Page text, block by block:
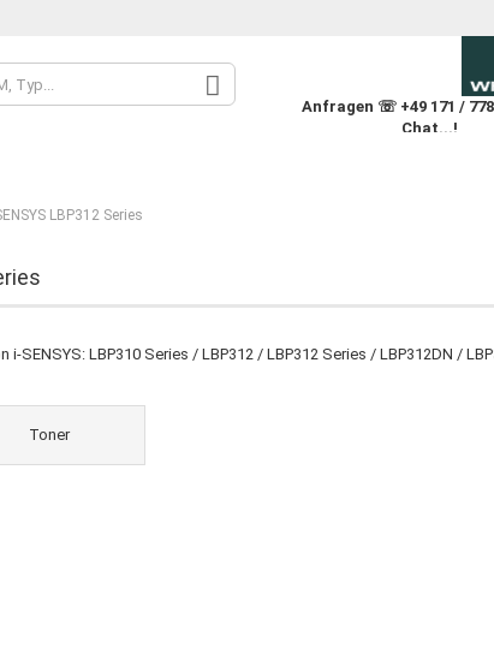
Konto erstellen
Anfragen ☏ +49 171 /
Chat...!
LBP312 Series
i-SENSYS: LBP310 Series / LBP312 / LBP312 Series / LBP312DN /
Toner